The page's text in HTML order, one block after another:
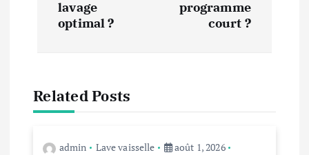
o
n
lavage
optimal ?
programme
court ?
Related Posts
admin Lave vaisselle
août 1, 2026